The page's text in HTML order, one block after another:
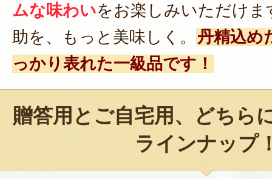
ムな味わいをお楽しみいただけま
助を、もっと美味しく。 丹精込め
っかり表れた一級品です！
贈答用とご自宅用、どちら
ラインナップ